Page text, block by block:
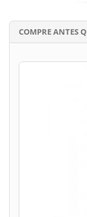
COMPRE ANTES